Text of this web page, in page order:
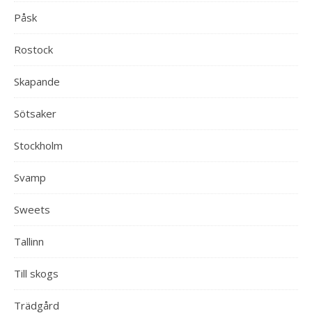
Påsk
Rostock
Skapande
Sötsaker
Stockholm
Svamp
Sweets
Tallinn
Till skogs
Trädgård